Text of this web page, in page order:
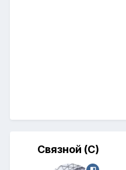
Связной (С)